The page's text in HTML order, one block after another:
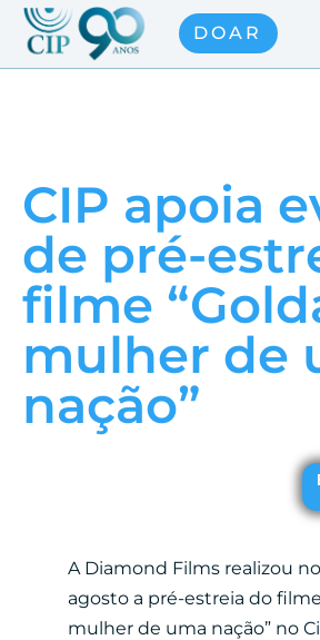
DOAR
CIP apoia
de pré-
filme
mulher de
nação”
A Diamond Films realizou
agosto a pré-estreia do filme
mulher de uma nação” no